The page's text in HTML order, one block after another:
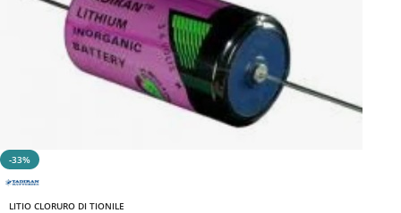
-33%
LITIO CLORURO DI TIONILE